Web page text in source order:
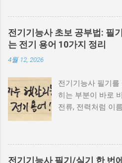
리게 됩니다. 이번
서 저항이 어떻게
자주 나오는 포인
다. 저항의 직렬합
한 줄로 연결된 구
을 모두 더하면 됩
3Ω일 때 전체 저항
병렬합성이란? 병
다. 병렬합성 공식
직렬과 달리 병렬
다. 예시 문제 R1 =
전기기능사 초보 공부법: 필
는 전기 용어 10가지 정리
4월 12, 2026
전기기능사 필기
히는 부분이 바로
전류, 전력처럼 이
번 글에서는 초보
용어들을 쉽게 구
니다. 1. 전압(V) vs
전기기능사 필기/실기 한 번